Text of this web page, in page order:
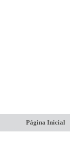
Página Inicial